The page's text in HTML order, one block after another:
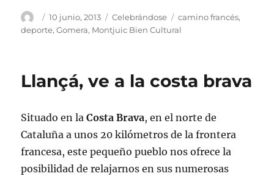
AutorPublicado
el
10 junio, 2013 Categorías
Celebrándose Etiquetas
camino francés,
deporte,Gomera, Montjuic Bien Cultural
Llançá, ve a la costa brava
Situado en laCosta Brava, en el norte de
Cataluña a unos 20 kilómetros de la frontera
francesa, este pequeño pueblo nos ofrece la
posibilidad de relajarnos en sus numerosas